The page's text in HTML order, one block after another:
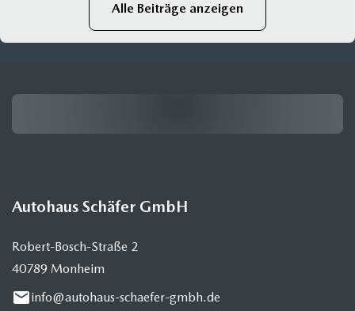
Alle Beiträge anzeigen
Autohaus Schäfer GmbH
Robert-Bosch-Straße 2
40789 Monheim
info@autohaus-schaefer-gmbh.de